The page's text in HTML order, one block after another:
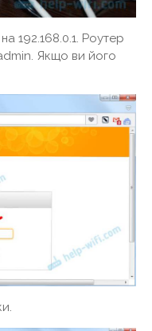
192.168.0.1. Роутер
Якщо ви його